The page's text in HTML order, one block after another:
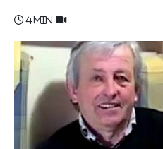
4 min